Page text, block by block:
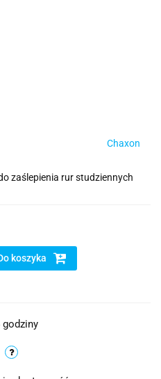
Chaxon
zaślepienia rur studziennych
koszyka
godziny